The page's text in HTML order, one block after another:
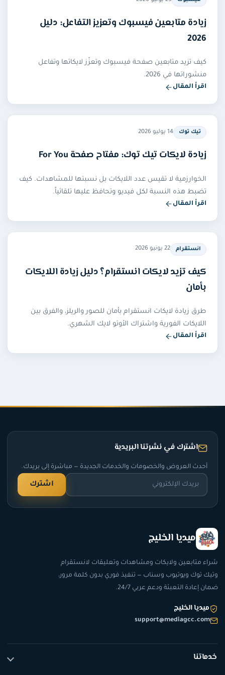
نعم، تتيح لك الخدمة اختيار الفئة الجغرافية للمعجبين عند
إنشاء الطلب، إما عرب أو أجانب. المعجبون حقيقيون ويمكن
أن يتفاعلوا مع المنشور بحسب جودة المحتوى المقدم.
هل اللايكات وحدها كافية لنجاح
المنشور؟
اللايكات تعطي دفعة قوية للمنشور وترفع مصداقيته،
لكنها ليست بديلًا عن المحتوى الجيد. الأفضل استخدامها
لتسهيل وصول البوست إلى جمهور أوسع، مع التركيز دائمًا
زيادة متابعين فيسبوك وتعزيز التفاعل: دليل
2026
كيف تزيد متابعين صفحة فيسبوك وتعزّز لايكاتها وتفاعل
منشوراتها في 2026.
اقرأ المقال
تيك توك 14 يوليو 2026
زيادة لايكات تيك توك: مفتاح صفحة For You
الخوارزمية لا تقيس عدد اللايكات بل نسبتها للمشاهدات. كيف
تضبط هذه النسبة لكل فيديو وتحافظ عليها تلقائياً.
اقرأ المقال
انستقرام 22 يونيو 2026
كيف تزيد لايكات انستقرام؟ دليل زيادة اللايكات
بأمان
طرق زيادة لايكات انستقرام بأمان للصور والريلز، والفرق بين
اللايكات الفورية واشتراك الأوتو لايك الشهري.
اقرأ المقال
اشترك في نشرتنا البريدية
أحدث العروض والخصومات والخدمات الجديدة — مباشرة إلى بريدك.
اشترك
ميديا الخليج
شراء متابعين ولايكات ومشاهدات وتعليقات لانستقرام
وتيك توك ويوتيوب وسناب — تنفيذ فوري بدون كلمة مرور،
ضمان إعادة التعبئة ودعم عربي 24/7.
ميديا الخليج
support@mediagcc.com
خدماتنا